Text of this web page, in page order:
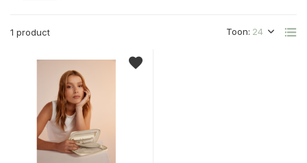
1 product Toon: